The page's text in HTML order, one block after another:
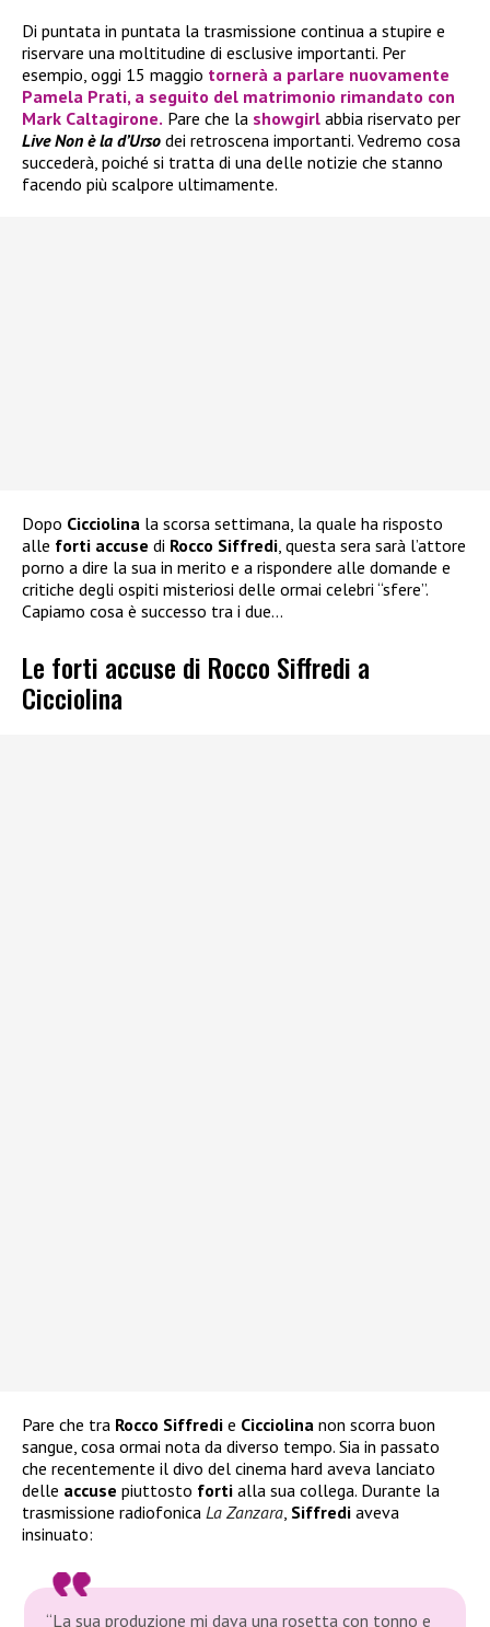
Di puntata in puntata la trasmissione continua a stupire e
riservare una moltitudine di esclusive importanti. Per
esempio, oggi 15 maggio tornerà a parlare nuovamente
Pamela Prati, a seguito del matrimonio rimandato con
Mark Caltagirone. Pare che la showgirl abbia riservato per
Live Non è la d’Urso dei retroscena importanti. Vedremo cosa
succederà, poiché si tratta di una delle notizie che stanno
facendo più scalpore ultimamente.
Dopo Cicciolina la scorsa settimana, la quale ha risposto
alle forti accuse di Rocco Siffredi, questa sera sarà l’attore
porno a dire la sua in merito e a rispondere alle domande e
critiche degli ospiti misteriosi delle ormai celebri “sfere”.
Capiamo cosa è successo tra i due…
Le forti accuse di Rocco Siffredi a
Cicciolina
Pare che tra Rocco Siffredi e Cicciolina non scorra buon
sangue, cosa ormai nota da diverso tempo. Sia in passato
che recentemente il divo del cinema hard aveva lanciato
delle accuse piuttosto forti alla sua collega. Durante la
trasmissione radiofonica La Zanzara Siffredi aveva
insinuato:
“La sua produzione mi dava una rosetta con tonno e